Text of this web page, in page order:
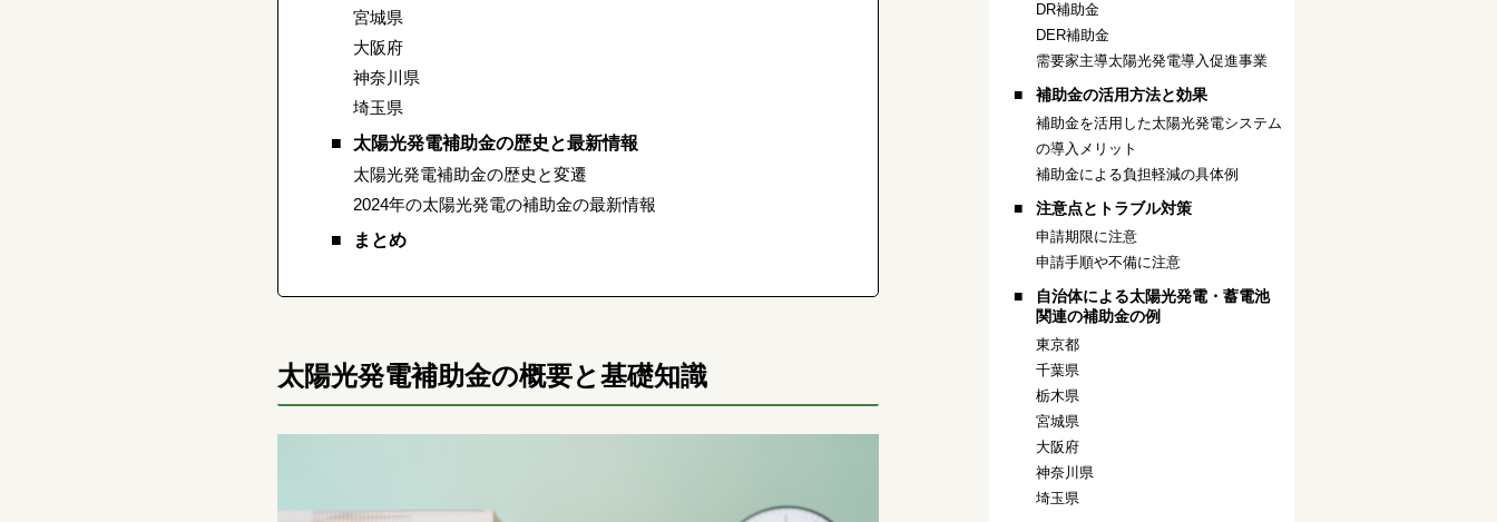
宮城県
大阪府
神奈川県
埼玉県
太陽光発電補助金の歴史と最新情報
太陽光発電補助金の歴史と変遷
2024年の太陽光発電の補助金の最新情報
まとめ
太陽光発電補助金の概要と基礎知識
DR補助金
DER補助金
需要家主導太陽光発電導入促進事業
補助金の活用方法と効果
補助金を活用した太陽光発電システム
の導入メリット
補助金による負担軽減の具体例
注意点とトラブル対策
申請期限に注意
申請手順や不備に注意
自治体による太陽光発電・蓄電池
関連の補助金の例
東京都
千葉県
栃木県
宮城県
大阪府
神奈川県
埼玉県